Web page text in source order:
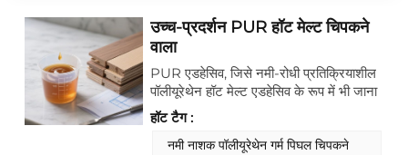
उच्च-प्रदर्शन PUR हॉट मेल्ट चिपकने
वाला
PUR एडहेसिव, जिसे नमी-रोधी प्रतिक्रियाशील
पॉलीयूरेथेन हॉट मेल्ट एडहेसिव के रूप में भी जाना
जाता है, एक उच्च-प्रदर्शन बंधन सामग्री है जो
हवा में नमी के साथ रासायनिक अभिक्रिया द्वारा
ठीक होती है। यह एडहेसिव में विलायक वाष्पीकरण
हॉट टैग :
नमी नाशक पॉलीयूरेथेन गर्म पिघल चिपकने